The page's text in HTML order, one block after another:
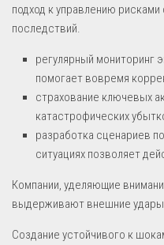
подход к управлению
последствий.
регулярный мониторинг
помогает вовремя
страхование ключевых
катастрофических
разработка сценариев
ситуациях позволяет
Компании, уделяющие
выдерживают внешние
Создание устойчивого к